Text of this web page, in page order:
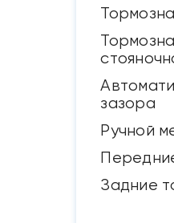
зазора
Ручной
Задние